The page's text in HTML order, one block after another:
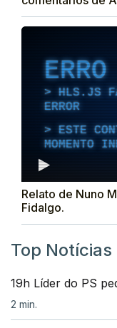
ERRO
HLS.JS
ERROR
ESTE
MOMENTO
Relato de Nuno
Fidalgo.
Top Notícias
19h Líder do PS
2 min.